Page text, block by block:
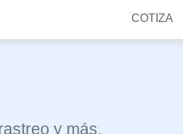
COTIZA
y más.